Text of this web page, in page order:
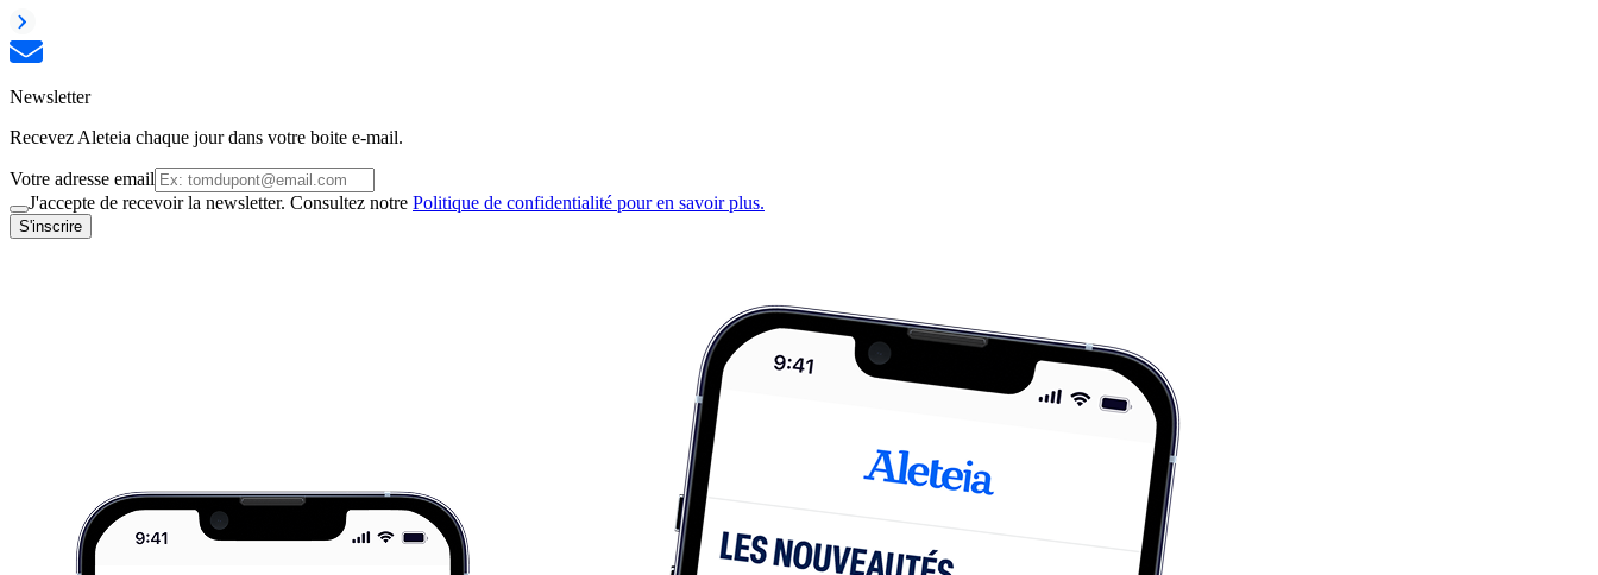
Newsletter
Recevez Aleteia chaque jour dans votre boite e-mail.
Votre adresse email
J'accepte de recevoir la newsletter. Consultez notre Politique de confidentialité pour en savoir plus.
S'inscrire